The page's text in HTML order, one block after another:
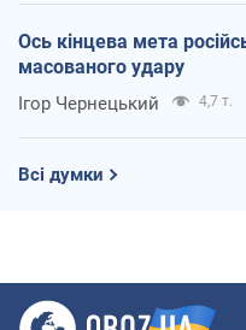
Ось кінцева мета
масованого удару
Ігор Чернецький 4,7 т.
Всі думки